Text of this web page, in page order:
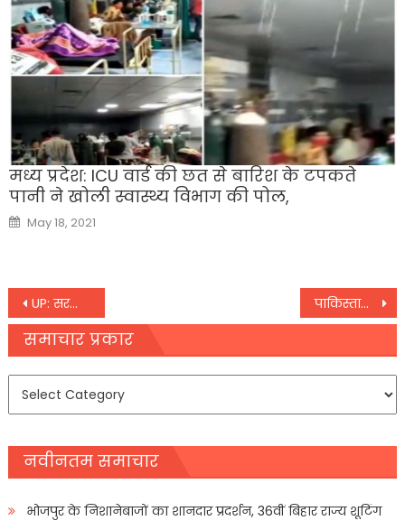
मध्य प्रदेश: ICU वार्ड की छत से बारिश के टपकते
पानी ने खोली स्वास्थ्य विभाग की पोल,
Posted
on
May 18, 2021
Post
navigation
UP: सरकार बनने पर नौजवानों को नौकरी और रोजगार, जौनपुर में बोले मुलायम सिंह यादव पाकिस्तान के पेशावर स्थित एक मस्जिद में जुमे की नमाज के दौरान बम धमाका
समाचार प्रकार
समाचार
नवीनतम समाचार
भोजपुर के निशानेबाजों का शानदार प्रदर्शन, 36वीं बिहार राज्य शूटिंग